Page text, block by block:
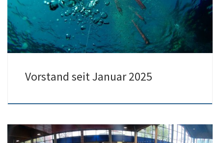
Vorstand seit Januar 2025